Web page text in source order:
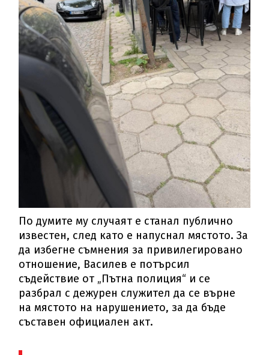
По думите му случаят е станал публично
известен, след като е напуснал мястото. За
да избегне съмнения за привилегировано
отношение, Василев е потърсил
съдействие от „Пътна полиция“ и се
разбрал с дежурен служител да се върне
на мястото на нарушението, за да бъде
съставен официален акт.